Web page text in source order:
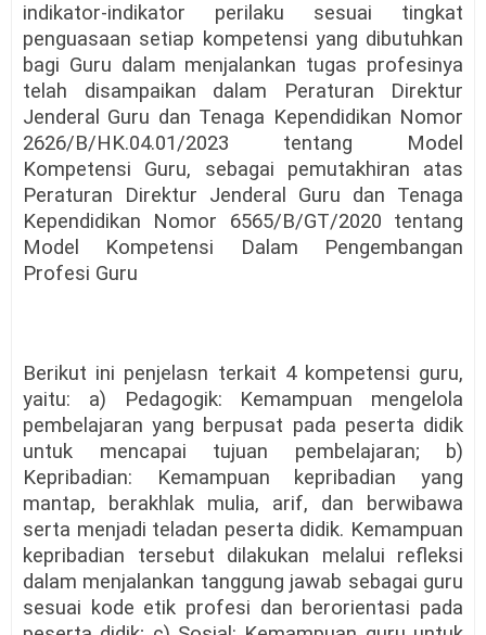
indikator-indikator perilaku sesuai tingkat
penguasaan setiap kompetensi yang dibutuhkan
bagi Guru dalam menjalankan tugas profesinya
telah disampaikan dalam Peraturan Direktur
Jenderal Guru dan Tenaga Kependidikan Nomor
2626/B/HK.04.01/2023 tentang Model
Kompetensi Guru, sebagai pemutakhiran atas
Peraturan Direktur Jenderal Guru dan Tenaga
Kependidikan Nomor 6565/B/GT/2020 tentang
Model Kompetensi Dalam Pengembangan
Profesi Guru
Berikut ini penjelasn terkait 4 kompetensi guru,
yaitu: a) Pedagogik: Kemampuan mengelola
pembelajaran yang berpusat pada peserta didik
untuk mencapai tujuan pembelajaran; b)
Kepribadian: Kemampuan kepribadian yang
mantap, berakhlak mulia, arif, dan berwibawa
serta menjadi teladan peserta didik. Kemampuan
kepribadian tersebut dilakukan melalui refleksi
dalam menjalankan tanggung jawab sebagai guru
sesuai kode etik profesi dan berorientasi pada